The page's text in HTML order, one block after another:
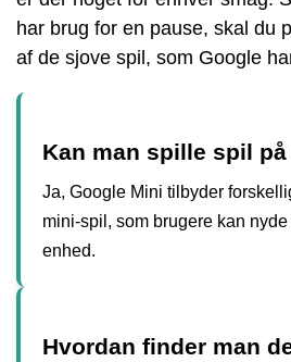
har brug for en pause, skal du
af de sjove spil, som Google
Kan man spille spil
Ja, Google Mini tilbyder
mini-spil, som brugere kan
enhed.
Hvordan finder man